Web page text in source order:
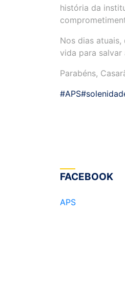
história da
Nos dias
vida para
Parabéns,
#APS
FACEBOOK
APS